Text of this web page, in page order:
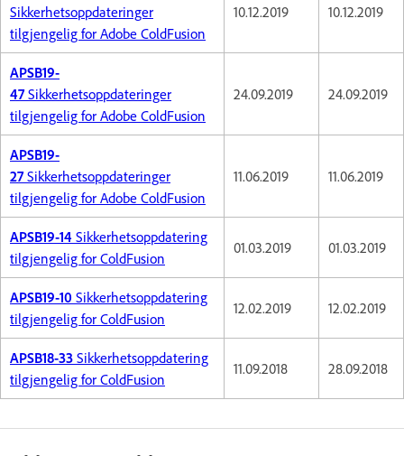
Sikkerhetsoppdateringer
tilgjengelig for Adobe ColdFusion
10.12.2019 10.12.2019
APSB19-
47Sikkerhetsoppdateringer
tilgjengelig for Adobe ColdFusion
24.09.2019 24.09.2019
APSB19-
27Sikkerhetsoppdateringer
tilgjengelig for Adobe ColdFusion
11.06.2019 11.06.2019
APSB19-14 Sikkerhetsoppdatering
tilgjengelig for ColdFusion
01.03.2019 01.03.2019
APSB19-10 Sikkerhetsoppdatering
tilgjengelig for ColdFusion
12.02.2019 12.02.2019
APSB18-33 Sikkerhetsoppdatering
tilgjengelig for ColdFusion
11.09.2018 28.09.2018